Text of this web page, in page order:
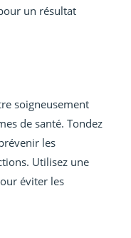
un résultat
soigneusement
de santé. Tondez
les
Utilisez une
éviter les